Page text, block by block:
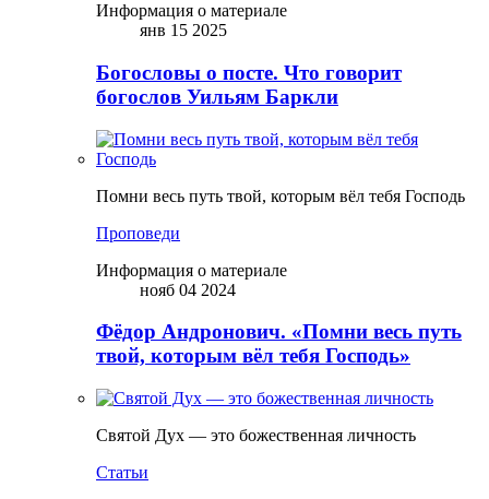
Информация о материале
янв 15 2025
Богословы о посте. Что говорит
богослов Уильям Баркли
Помни весь путь твой, которым вёл тебя Господь
Проповеди
Информация о материале
нояб 04 2024
Фёдор Андронович. «Помни весь путь
твой, которым вёл тебя Господь»
Святой Дух — это божественная личность
Статьи